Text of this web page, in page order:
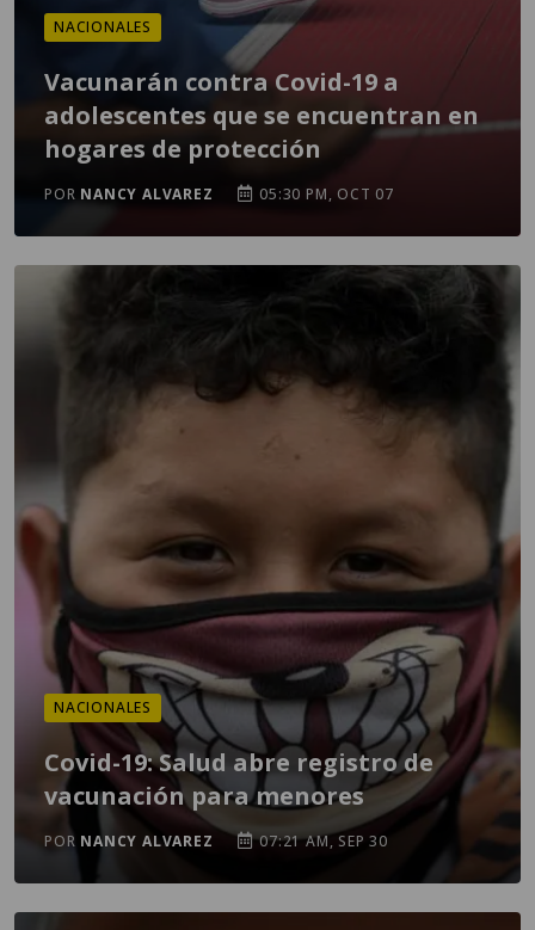
NACIONALES
Vacunarán contra Covid-19 a
adolescentes que se encuentran en
hogares de protección
POR NANCY ALVAREZ 05:30 PM, OCT 07
NACIONALES
Covid-19: Salud abre registro de
vacunación para menores
POR NANCY ALVAREZ 07:21 AM, SEP 30